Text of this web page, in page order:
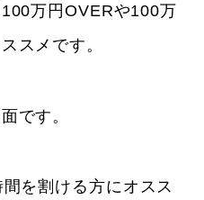
万円OVERや100万
スメです。
です。
を割ける方にオスス